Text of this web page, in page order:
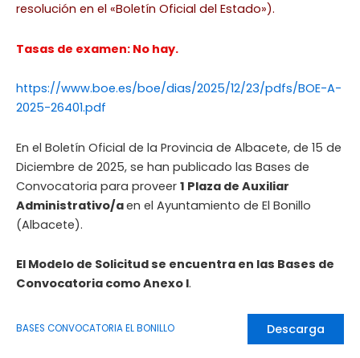
resolución en el «Boletín Oficial del Estado»).
Tasas de examen: No hay.
https://www.boe.es/boe/dias/2025/12/23/pdfs/BOE-A-
2025-26401.pdf
En el Boletín Oficial de la Provincia de Albacete, de 15 de
Diciembre de 2025, se han publicado las Bases de
Convocatoria para proveer 1 Plaza de Auxiliar
Administrativo/aen el Ayuntamiento de El Bonillo
(Albacete).
El Modelo de Solicitud se encuentra en las Bases de
Convocatoria como Anexo I.
BASES CONVOCATORIA EL BONILLO Descarga